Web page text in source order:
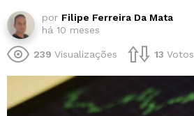
por Filipe Ferreira Da Mata
há 10 meses
239 Visualizações 13 Votos